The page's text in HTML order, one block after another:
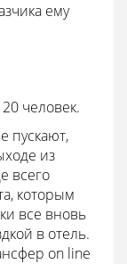
ему
человек.
пускают,
из
всего
которым
все вновь
в отель.
on line